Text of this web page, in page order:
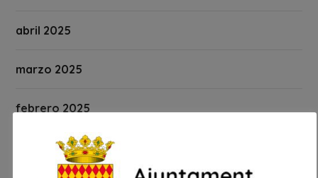
abril 2025
marzo 2025
febrero 2025
enero 2025